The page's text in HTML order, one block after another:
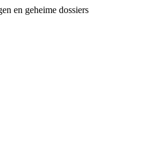
en geheime dossiers